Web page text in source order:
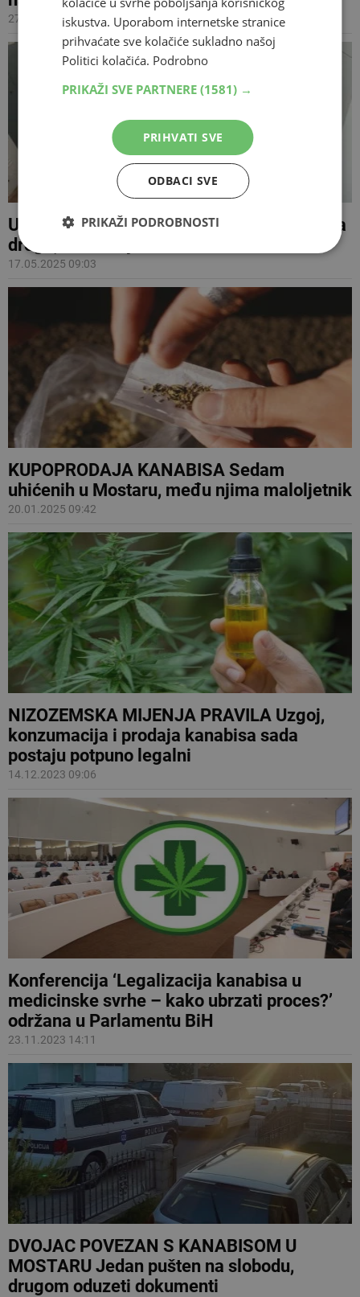
27.06.2025 14:22
U policijskoj akciji pronađena veća količina
droge, uhićena jedna osoba
17.05.2025 09:03
KUPOPRODAJA KANABISA Sedam
uhićenih u Mostaru, među njima maloljetnik
20.01.2025 09:42
NIZOZEMSKA MIJENJA PRAVILA Uzgoj,
konzumacija i prodaja kanabisa sada
postaju potpuno legalni
14.12.2023 09:06
Konferencija ‘Legalizacija kanabisa u
medicinske svrhe – kako ubrzati proces?’
održana u Parlamentu BiH
23.11.2023 14:11
DVOJAC POVEZAN S KANABISOM U
MOSTARU Jedan pušten na slobodu,
drugom oduzeti dokumenti
iskustva. Uporabom internetske stranice
prihvaćate sve kolačiće sukladno našoj
Politici kolačića. Podrobno
PRIKAŽI SVE PARTNERE (1581) →
PRIHVATI SVE
ODBACI SVE
PRIKAŽI PODROBNOSTI